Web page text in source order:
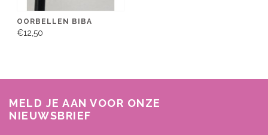
OORBELLEN BIBA
€12,50
MELD JE AAN VOOR ONZE
NIEUWSBRIEF